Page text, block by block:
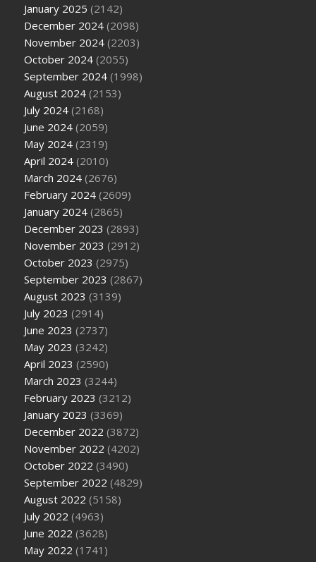
January 2025 (2142)
December 2024 (2098)
November 2024 (2203)
October 2024 (2055)
September 2024 (1998)
August 2024 (2153)
July 2024 (2168)
June 2024 (2059)
May 2024 (2319)
April 2024 (2010)
March 2024 (2676)
February 2024 (2609)
January 2024 (2865)
December 2023 (2893)
November 2023 (2912)
October 2023 (2975)
September 2023 (2867)
August 2023 (3139)
July 2023 (2914)
June 2023 (2737)
May 2023 (3242)
April 2023 (2590)
March 2023 (3244)
February 2023 (3212)
January 2023 (3369)
December 2022 (3872)
November 2022 (4202)
October 2022 (3490)
September 2022 (4829)
August 2022 (5158)
July 2022 (4963)
June 2022 (3628)
May 2022 (1741)